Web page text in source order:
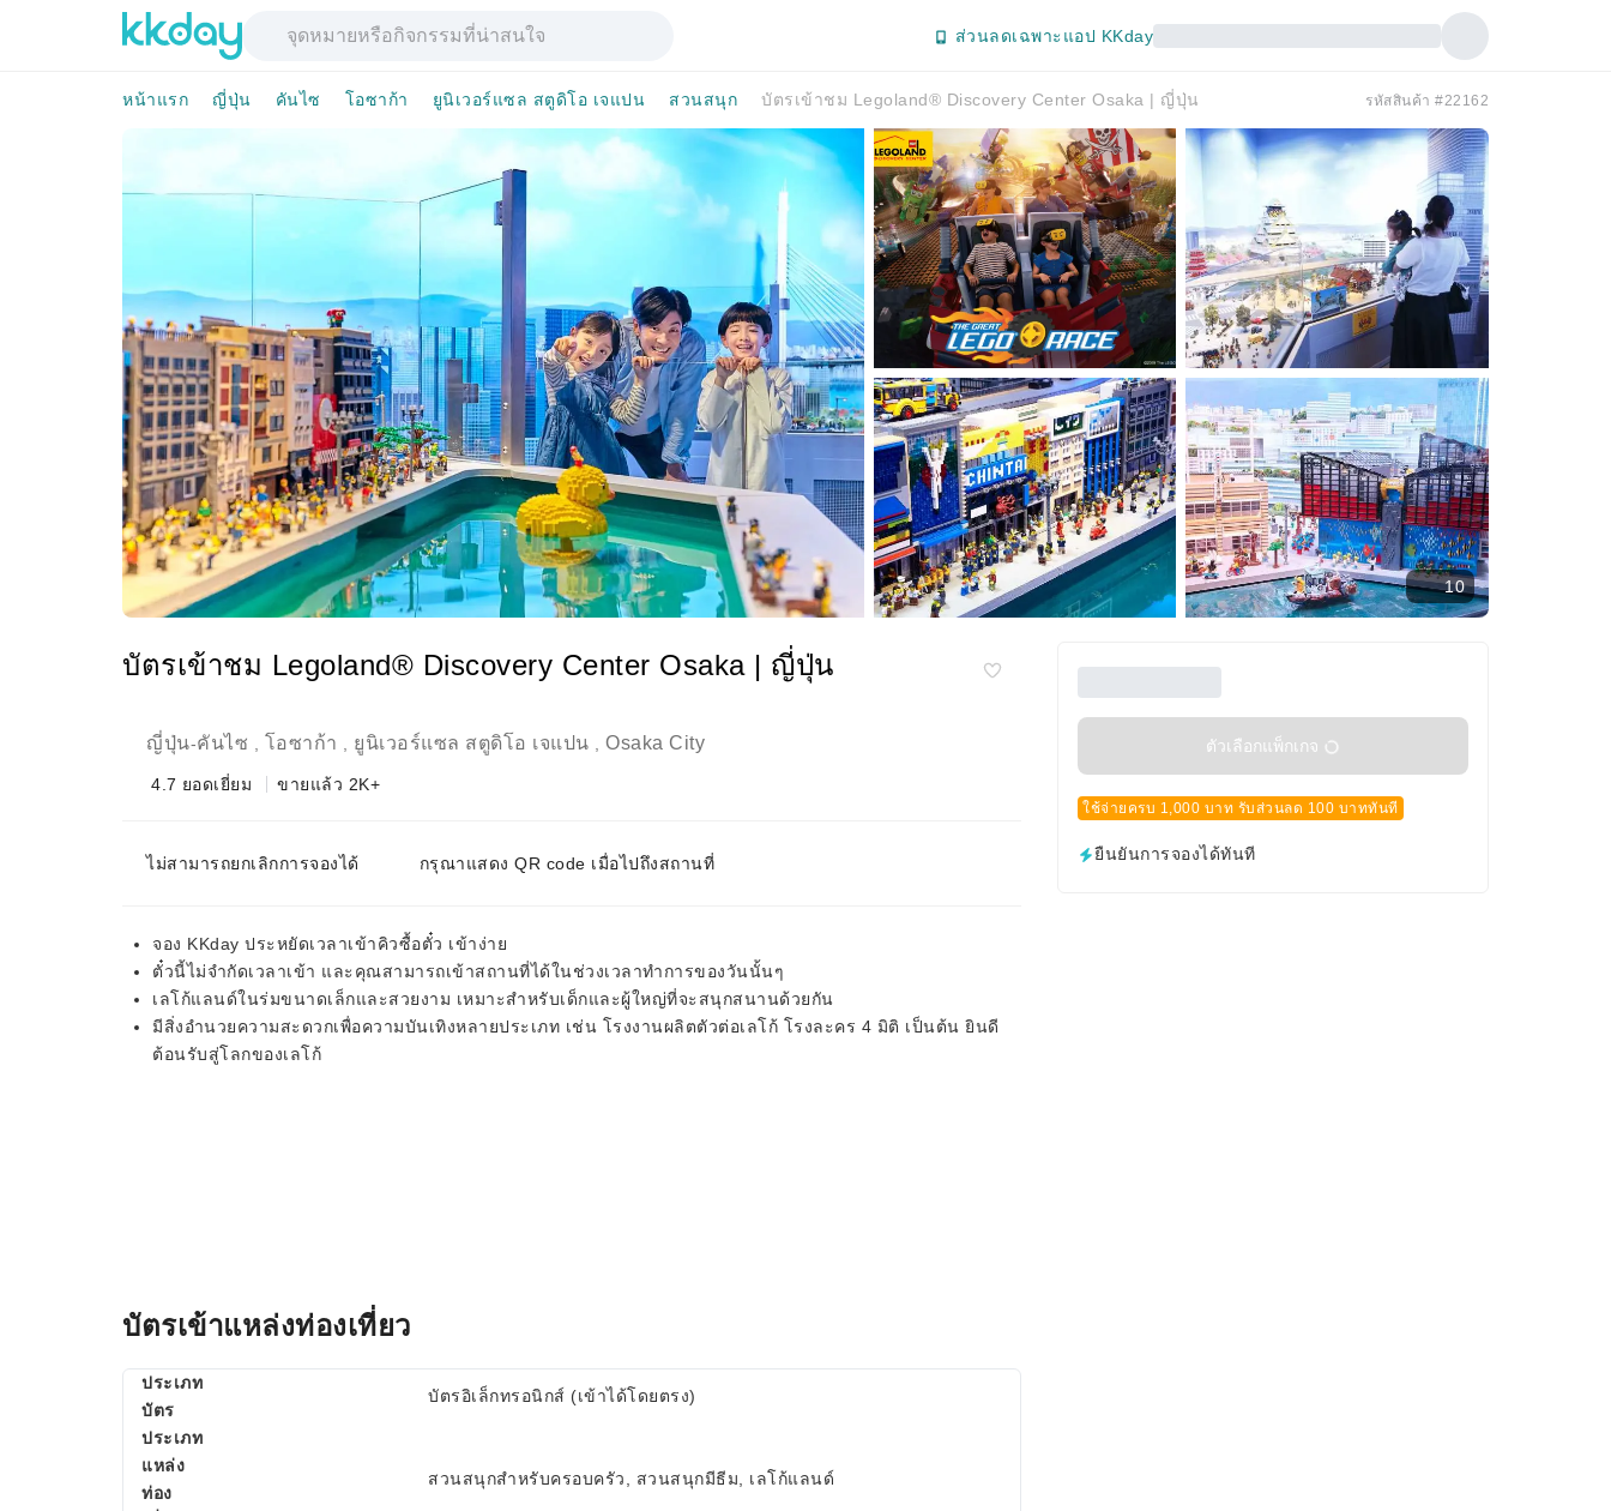
ส่วนลดเฉพาะแอป KKday
หน้าแรก ญี่ปุ่น คันไซ โอซาก้า ยูนิเวอร์แซล สตูดิโอ เจแปน สวนสนุก บัตรเข้าชม Legoland® Discovery Center Osaka | ญี่ปุ่น รหัสสินค้า #22162
10
บัตรเข้าชม Legoland® Discovery Center Osaka | ญี่ปุ่น
ญี่ปุ่น-คันไซ โอซาก้า ยูนิเวอร์แซล สตูดิโอ เจแปน Osaka City
4.7 ยอดเยี่ยม ขายแล้ว 2K+
ไม่สามารถยกเลิกการจองได้ กรุณาแสดง QR code เมื่อไปถึงสถานที่
จอง KKday ประหยัดเวลาเข้าคิวซื้อตั๋ว เข้าง่าย
ตั๋วนี้ไม่จำกัดเวลาเข้า และคุณสามารถเข้าสถานที่ได้ในช่วงเวลาทำการของวันนั้นๆ
เลโก้แลนด์ในร่มขนาดเล็กและสวยงาม เหมาะสำหรับเด็กและผู้ใหญ่ที่จะสนุกสนานด้วยกัน
มีสิ่งอำนวยความสะดวกเพื่อความบันเทิงหลายประเภท เช่น โรงงานผลิตตัวต่อเลโก้ โรงละคร 4 มิติ เป็นต้น ยินดี
ต้อนรับสู่โลกของเลโก้
ตัวเลือกแพ็กเกจ
ใช้จ่ายครบ 1,000 บาท รับส่วนลด 100 บาททันที
ยืนยันการจองได้ทันที
บัตรเข้าแหล่งท่องเที่ยว
ประเภท
บัตร
บัตรอิเล็กทรอนิกส์ (เข้าได้โดยตรง)
ประเภท
แหล่ง
ท่อง
สวนสนุกสำหรับครอบครัว, สวนสนุกมีธีม, เลโก้แลนด์